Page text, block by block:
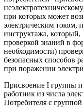
при которых может
электрическим током,
инструктажа, который,
проверкой знаний в
необходимости)
безопасных способов
при поражении
Присвоение I группы
работник из числа
Потребителя с